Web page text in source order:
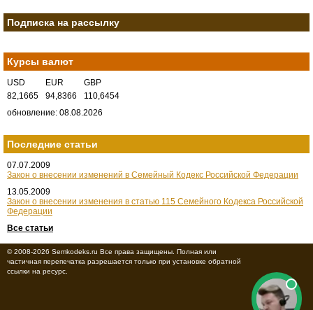
Подписка на рассылку
Курсы валют
USD EUR
GBP
82,1665
94,8366
110,6454
обновление: 08.08.2026
Последние статьи
07.07.2009
Закон о внесении изменений в Семейный Кодекс Российской Федерации
13.05.2009
Закон о внесении изменения в статью 115 Семейного Кодекса Российской
Федерации
Все статьи
© 2008-2026 Semkodeks.ru Все права защищены. Полная или
частичная перепечатка разрешается только при установке обратной
ссылки на ресурс.